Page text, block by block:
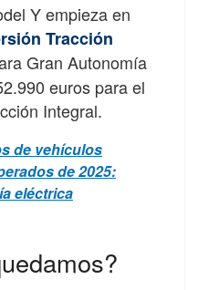
Y empieza en
Tracción
Gran Autonomía
euros para el
Integral.
de vehículos
de 2025:
eléctrica